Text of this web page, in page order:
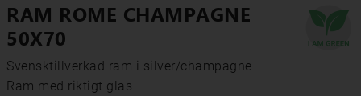
RAM ROME CHAMPAGNE
50X70
Svensktillverkad ram i silver/champagne
Ram med riktigt glas